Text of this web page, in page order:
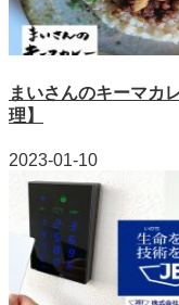
まいさんのキーマカ
理】
2023-01-10